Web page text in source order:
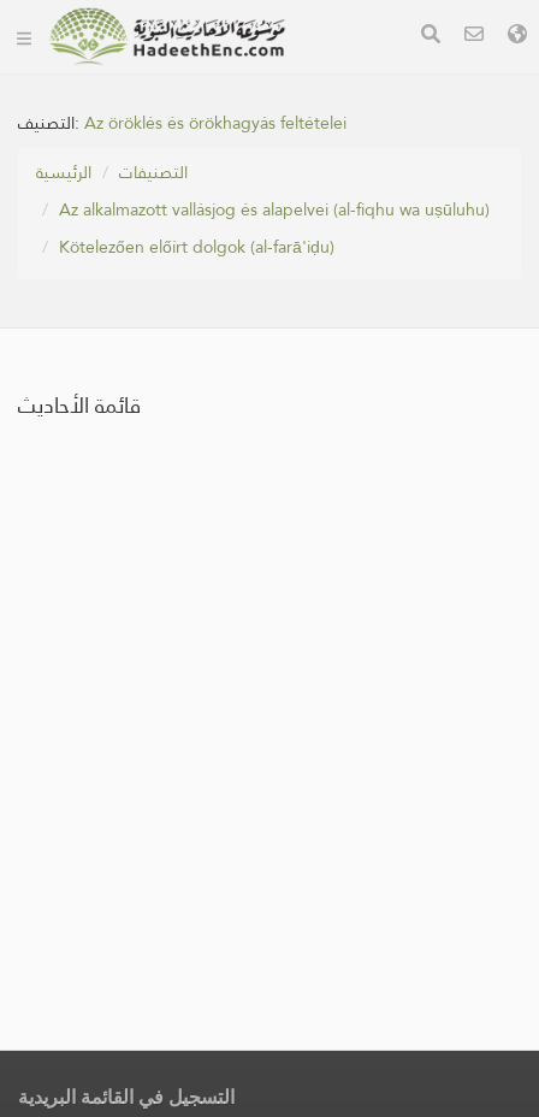
التصنيف:Az öröklés és örökhagyás feltételei
الرئيسية
التصنيفات
Az alkalmazott vallásjog és alapelvei (al-fiqhu wa uṣūluhu)
Kötelezően előírt dolgok (al-farā'iḍu)
قائمة الأحاديث
التسجيل في القائمة البريدية